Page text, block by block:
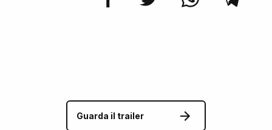
Guarda il trailer